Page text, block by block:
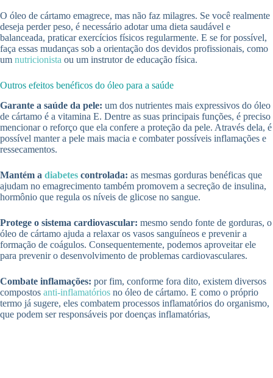
O óleo de cártamo emagrece, mas não faz milagres. Se você realmente
deseja perder peso, é necessário adotar uma dieta saudável e
balanceada, praticar exercícios físicos regularmente. E se for possível,
faça essas mudanças sob a orientação dos devidos profissionais, como
um nutricionista ou um instrutor de educação física.
Outros efeitos benéficos do óleo para a saúde
Garante a saúde da pele: um dos nutrientes mais expressivos do óleo
de cártamo é a vitamina E. Dentre as suas principais funções, é preciso
mencionar o reforço que ela confere a proteção da pele. Através dela, é
possível manter a pele mais macia e combater possíveis inflamações e
ressecamentos.
Mantém a diabetes controlada: as mesmas gorduras benéficas que
ajudam no emagrecimento também promovem a secreção de insulina,
hormônio que regula os níveis de glicose no sangue.
Protege o sistema cardiovascular: mesmo sendo fonte de gorduras, o
óleo de cártamo ajuda a relaxar os vasos sanguíneos e prevenir a
formação de coágulos. Consequentemente, podemos aproveitar ele
para prevenir o desenvolvimento de problemas cardiovasculares.
Combate inflamações: por fim, conforme fora dito, existem diversos
compostos anti-inflamatórios no óleo de cártamo. E como o próprio
termo já sugere, eles combatem processos inflamatórios do organismo,
que podem ser responsáveis por doenças inflamatórias,